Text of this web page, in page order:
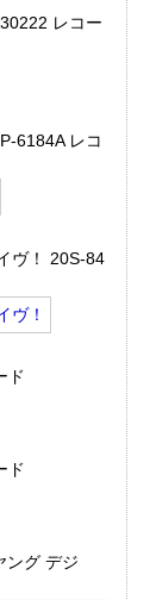
レコー
6184A レコ
ヴ！ 20S-84
ド
ド
ング デジ